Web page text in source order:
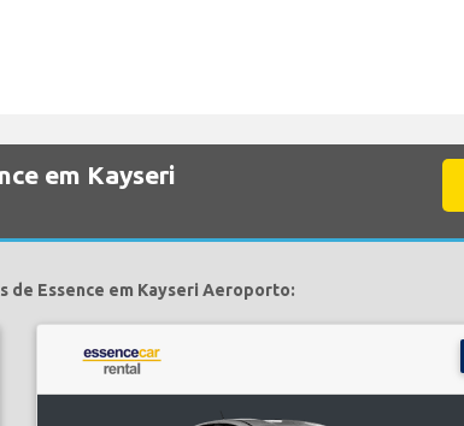
em Kayseri
de Essence em Kayseri Aeroporto: